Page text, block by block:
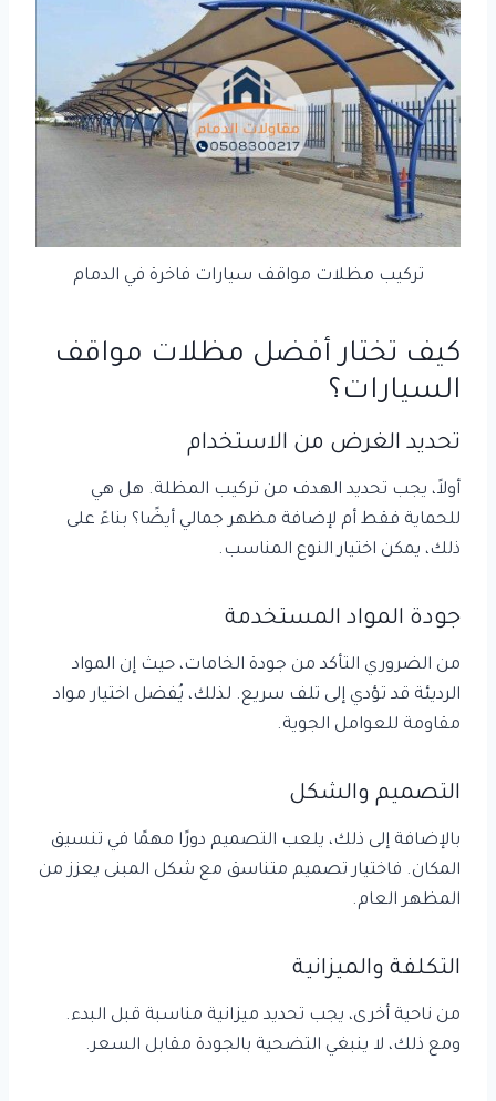
تركيب مظلات مواقف سيارات فاخرة في الدمام
كيف تختار أفضل مظلات مواقف
السيارات؟
تحديد الغرض من الاستخدام
أولاً، يجب تحديد الهدف من تركيب المظلة. هل هي
للحماية فقط أم لإضافة مظهر جمالي أيضًا؟ بناءً على
ذلك، يمكن اختيار النوع المناسب.
جودة المواد المستخدمة
من الضروري التأكد من جودة الخامات، حيث إن المواد
الرديئة قد تؤدي إلى تلف سريع. لذلك، يُفضل اختيار مواد
مقاومة للعوامل الجوية.
التصميم والشكل
بالإضافة إلى ذلك، يلعب التصميم دورًا مهمًا في تنسيق
المكان. فاختيار تصميم متناسق مع شكل المبنى يعزز من
المظهر العام.
التكلفة والميزانية
من ناحية أخرى، يجب تحديد ميزانية مناسبة قبل البدء.
ومع ذلك، لا ينبغي التضحية بالجودة مقابل السعر.